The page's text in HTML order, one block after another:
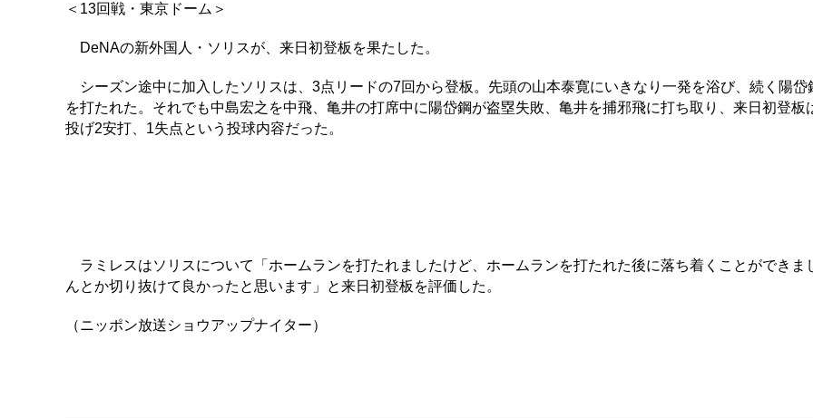
＜13回戦・東京ドーム＞
DeNAの新外国人・ソリスが、来日初登板を果たした。
シーズン途中に加入したソリスは、3点リードの7回から登板。先頭の山本泰寛にいきなり一発を浴び、続く陽岱
を打たれた。それでも中島宏之を中飛、亀井の打席中に陽岱鋼が盗塁失敗、亀井を捕邪飛に打ち取り、来日初登板
投げ2安打、1失点という投球内容だった。
ラミレスはソリスについて「ホームランを打たれましたけど、ホームランを打たれた後に落ち着くことができま
んとか切り抜けて良かったと思います」と来日初登板を評価した。
（ニッポン放送ショウアップナイター）